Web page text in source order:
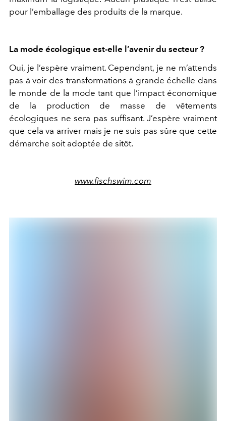
pour l’emballage des produits de la marque.
La mode écologique est-elle l’avenir du secteur ?
Oui, je l’espère vraiment. Cependant, je ne m’attends
pas à voir des transformations à grande échelle dans
le monde de la mode tant que l’impact économique
de la production de masse de vêtements
écologiques ne sera pas suffisant. J’espère vraiment
que cela va arriver mais je ne suis pas sûre que cette
démarche soit adoptée de sitôt.
www.fischswim.com